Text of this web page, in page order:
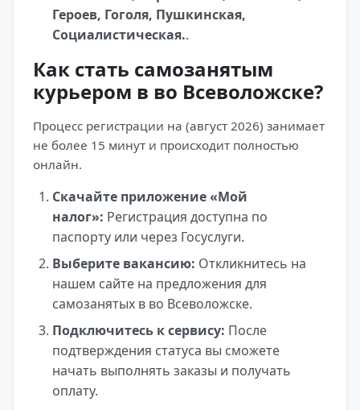
Героев, Гоголя, Пушкинская,
Социалистическая..
Как стать самозанятым
курьером в во Всеволожске?
Процесс регистрации на (август 2026) занимает
не более 15 минут и происходит полностью
онлайн.
Скачайте приложение «Мой
налог»: Регистрация доступна по
паспорту или через Госуслуги.
Выберите вакансию: Откликнитесь на
нашем сайте на предложения для
самозанятых в во Всеволожске.
Подключитесь к сервису: После
подтверждения статуса вы сможете
начать выполнять заказы и получать
оплату.